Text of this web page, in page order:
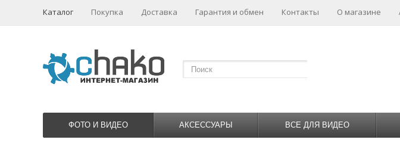
Каталог Покупка Доставка Гарантия и обмен Контакты О магазине
ФОТО И ВИДЕО АКСЕССУАРЫ ВСЕ ДЛЯ ВИДЕО